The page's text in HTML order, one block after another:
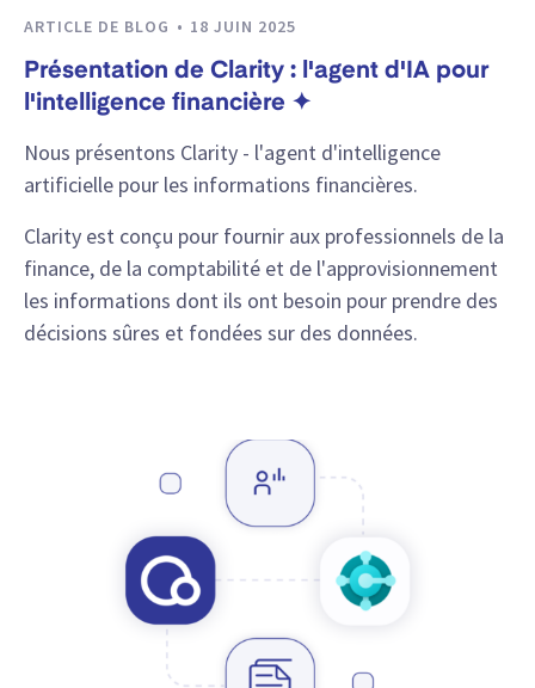
ARTICLE DE BLOG 18 JUIN 2025
Présentation de Clarity : l'agent d'IA pour
l'intelligence financière ✦
Nous présentons Clarity - l'agent d'intelligence
artificielle pour les informations financières.
Clarity est conçu pour fournir aux professionnels de la
finance, de la comptabilité et de l'approvisionnement
les informations dont ils ont besoin pour prendre des
décisions sûres et fondées sur des données.